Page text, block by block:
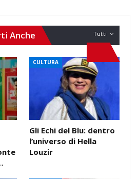
Tutti
Anche
CULTURA
Gli Echi del Blu: dentro
l’universo di Hella
Louzir